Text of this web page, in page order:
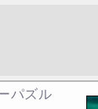
パズル